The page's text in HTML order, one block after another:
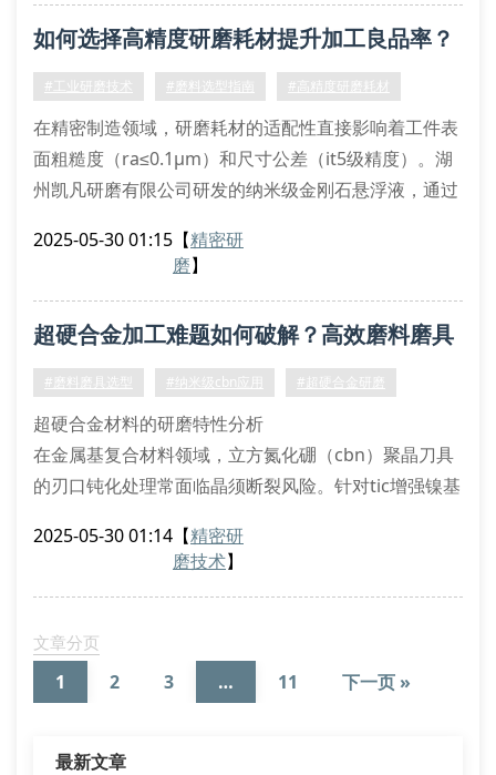
材料去除机理深度剖析
针对硬脆材料的延性域加工需求，公司开发的等效应变
如何选择高精度研磨耗材提升加工良品率？
#工业研磨技术 #磨料选型指南 #高精度研磨耗材
在精密制造领域，研磨耗材的适配性直接影响着工件表
面粗糙度（ra≤0.1μm）和尺寸公差（it5级精度）。湖
州凯凡研磨有限公司研发的纳米级金刚石悬浮液，通过
工艺，切削力离散度降低62%。
网状晶体结构（晶粒尺寸≤200nm），其断裂韧性值
（kic）达到6.8mpa·m^1/2。该材料在
2025-05-30 01:15 【精密研
磨】
超硬合金加工难题如何破解？高效磨料磨具
选型指南
#磨料磨具选型 #纳米级cbn应用 #超硬合金研磨
超硬合金材料的研磨特性分析
在金属基复合材料领域，立方氮化硼（cbn）聚晶刀具
的刃口钝化处理常面临晶须断裂风险。针对tic增强镍基
hv1800±50，传统氧化铝磨具易产生热影响层。通过扫
低切削刃微崩缺概率达67%。
磨料粒度分布对加工效率的影响
粗
2025-05-30 01:14 【精密研
磨技术】
文章分页
1 2 3 … 11 下一页 »
最新文章